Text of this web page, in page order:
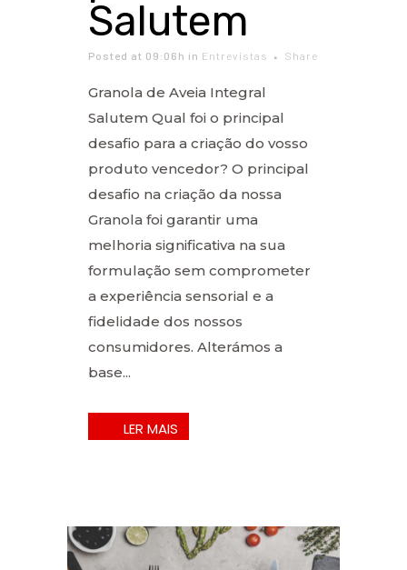
Salutem
Posted at 09:06h in Entrevistas Share
Granola de Aveia Integral
Salutem Qual foi o principal
desafio para a criação do vosso
produto vencedor? O principal
desafio na criação da nossa
Granola foi garantir uma
melhoria significativa na sua
formulação sem comprometer
a experiência sensorial e a
fidelidade dos nossos
consumidores. Alterámos a
base...